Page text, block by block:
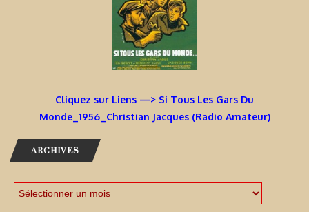
Cliquez sur Liens —> Si Tous Les Gars Du
Monde_1956_Christian Jacques (Radio Amateur)
ARCHIVES